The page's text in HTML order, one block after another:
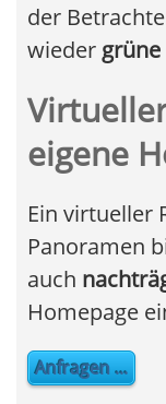
der
wieder
eigene
Ein virtueller
Panoramen
auch
Homepage
Anfragen ...